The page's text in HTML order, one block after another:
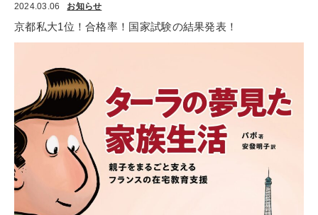
2024.03.06 お知らせ
京都私大1位！合格率！国家試験の結果発表！